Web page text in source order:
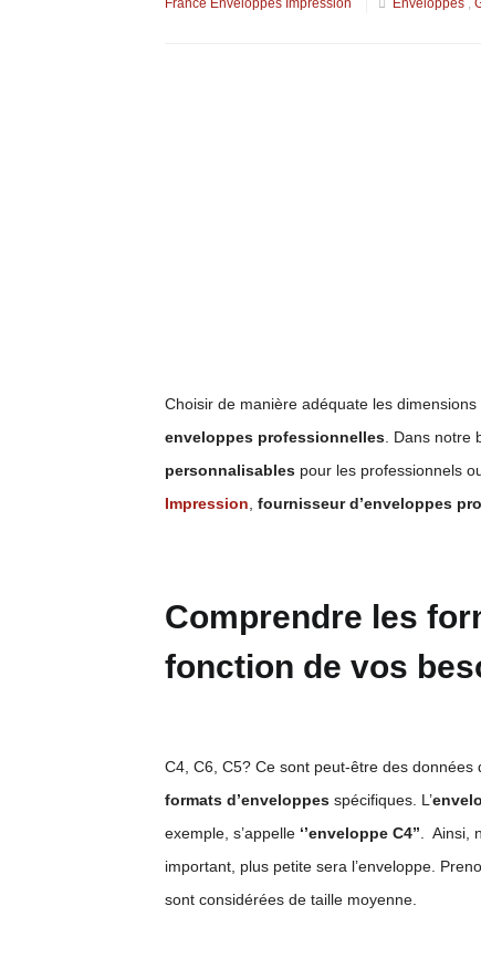
France Enveloppes Impression Enveloppes ,
Choisir de manière adéquate les
enveloppes professionnelles . Dans
personnalisables pour les professionnels
Impression ,fournisseur d’enveloppes
Comprendre les
fonction de vos
C4, C6, C5? Ce sont peut-être des
formats d’enveloppes spécifiques. L’
exemple, s’appelle ‘’enveloppe C4” . Ainsi,
important, plus petite sera l’enveloppe.
sont considérées de taille moyenne.